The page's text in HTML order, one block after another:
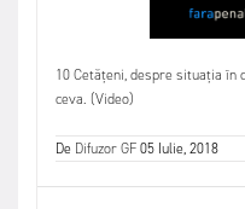
10 Cetățeni, despre situația în
ceva. (Video)
De Difuzor GF05 Iulie, 2018